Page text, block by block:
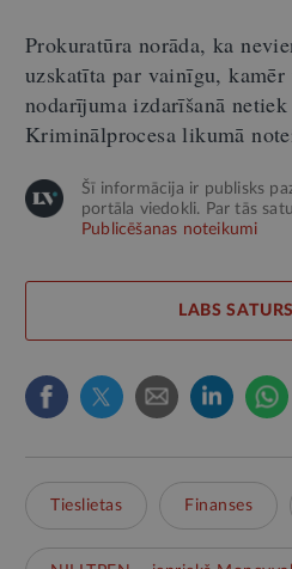
Prokuratūra norāda, ka
uzskatīta par vainīgu,
nodarījuma izdarīšanā netiek
Kriminālprocesa likumā
Šī informācija ir publisks
portāla viedokli. Par tās
Publicēšanas noteikumi
LABS SATURS
Tieslietas Finanses